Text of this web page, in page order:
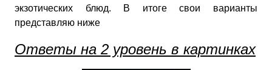
экзотических блюд. В итоге свои варианты
представляю ниже
Ответы на 2 уровень в картинках